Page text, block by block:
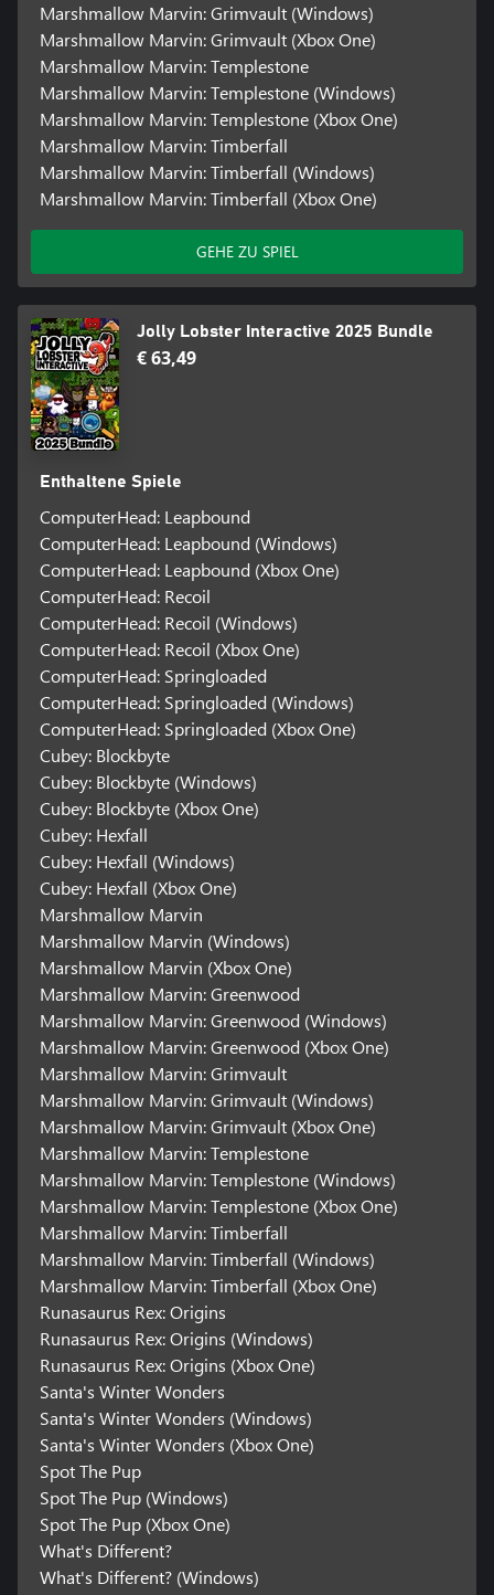
Marshmallow Marvin: Grimvault (Windows)
Marshmallow Marvin: Grimvault (Xbox One)
Marshmallow Marvin: Templestone
Marshmallow Marvin: Templestone (Windows)
Marshmallow Marvin: Templestone (Xbox One)
Marshmallow Marvin: Timberfall
Marshmallow Marvin: Timberfall (Windows)
Marshmallow Marvin: Timberfall (Xbox One)
GEHE ZU SPIEL
Jolly Lobster Interactive 2025 Bundle
€ 63,49
Enthaltene Spiele
ComputerHead: Leapbound
ComputerHead: Leapbound (Windows)
ComputerHead: Leapbound (Xbox One)
ComputerHead: Recoil
ComputerHead: Recoil (Windows)
ComputerHead: Recoil (Xbox One)
ComputerHead: Springloaded
ComputerHead: Springloaded (Windows)
ComputerHead: Springloaded (Xbox One)
Cubey: Blockbyte
Cubey: Blockbyte (Windows)
Cubey: Blockbyte (Xbox One)
Cubey: Hexfall
Cubey: Hexfall (Windows)
Cubey: Hexfall (Xbox One)
Marshmallow Marvin
Marshmallow Marvin (Windows)
Marshmallow Marvin (Xbox One)
Marshmallow Marvin: Greenwood
Marshmallow Marvin: Greenwood (Windows)
Marshmallow Marvin: Greenwood (Xbox One)
Marshmallow Marvin: Grimvault
Marshmallow Marvin: Grimvault (Windows)
Marshmallow Marvin: Grimvault (Xbox One)
Marshmallow Marvin: Templestone
Marshmallow Marvin: Templestone (Windows)
Marshmallow Marvin: Templestone (Xbox One)
Marshmallow Marvin: Timberfall
Marshmallow Marvin: Timberfall (Windows)
Marshmallow Marvin: Timberfall (Xbox One)
Runasaurus Rex: Origins
Runasaurus Rex: Origins (Windows)
Runasaurus Rex: Origins (Xbox One)
Santa's Winter Wonders
Santa's Winter Wonders (Windows)
Santa's Winter Wonders (Xbox One)
Spot The Pup
Spot The Pup (Windows)
Spot The Pup (Xbox One)
What's Different?
What's Different? (Windows)